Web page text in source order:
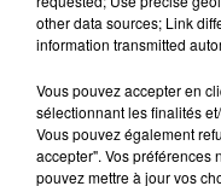
100%
100% Radio les
10 juin 2024 - 2 min
LES INFOS DU
15H00
other data sources; Link
information transmitted
Vous pouvez accepter en
sélectionnant les finalités
Vous pouvez également
accepter". Vos préférences
pouvez mettre à jour vos